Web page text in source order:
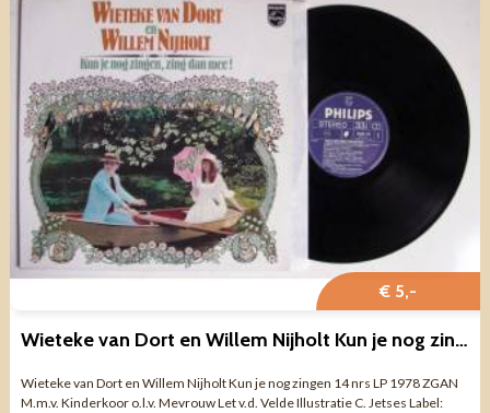
€ 5,-
Wieteke van Dort en Willem Nijholt Kun je nog zingen 14 nrs ZGAN
Wieteke van Dort en Willem Nijholt Kun je nog zingen 14 nrs LP 1978 ZGAN
M.m.v. Kinderkoor o.l.v. Mevrouw Let v.d. Velde Illustratie C. Jetses Label: